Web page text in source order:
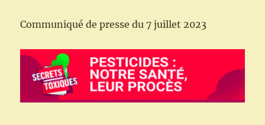
Communiqué de presse du 7 juillet 2023